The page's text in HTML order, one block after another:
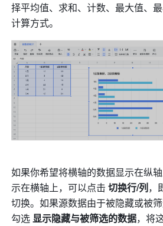
择平均值、求和、计数、最大值、
计算方式。
如果你希望将横轴的数据显示在纵
示在横轴上，可以点击 切换行/列，
切换。如果源数据由于被隐藏或被
勾选 显示隐藏与被筛选的数据，将